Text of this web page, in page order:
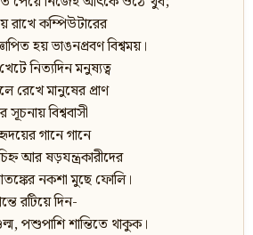
রাখে কম্পিউটারের
হয় ভাঙনপ্রবণ বিশ্বময়।
নিত্যদিন মনুষ্যত্ব
রেখে মানুষের প্রাণ
বিশ্ববাসী
গানে গানে
আর ষড়যন্ত্রকারীদের
নকশা মুছে ফোলি।
রটিয়ে দিন-
পশুপাশি শান্তিতে থাকুক।